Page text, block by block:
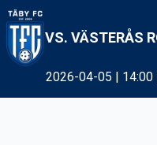
VS. VÄSTERÅS
2026-04-05 | 14:00